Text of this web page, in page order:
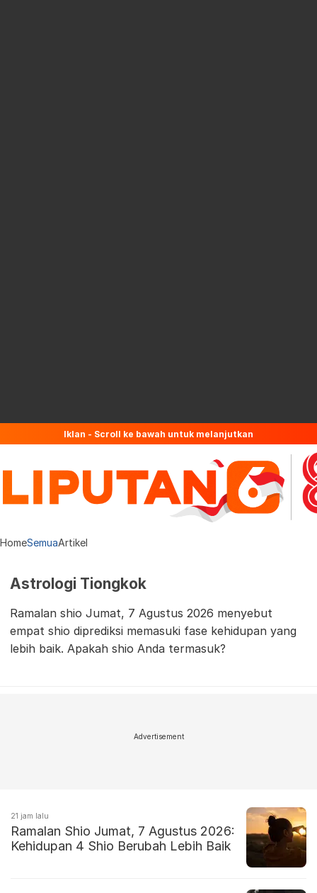
Iklan - Scroll ke bawah untuk melanjutkan
HomeSemuaArtikel
Astrologi Tiongkok
Ramalan shio Jumat, 7 Agustus 2026 menyebut
empat shio diprediksi memasuki fase kehidupan yang
lebih baik. Apakah shio Anda termasuk?
Advertisement
21 jam lalu
Ramalan Shio Jumat, 7 Agustus 2026:
Kehidupan 4 Shio Berubah Lebih Baik